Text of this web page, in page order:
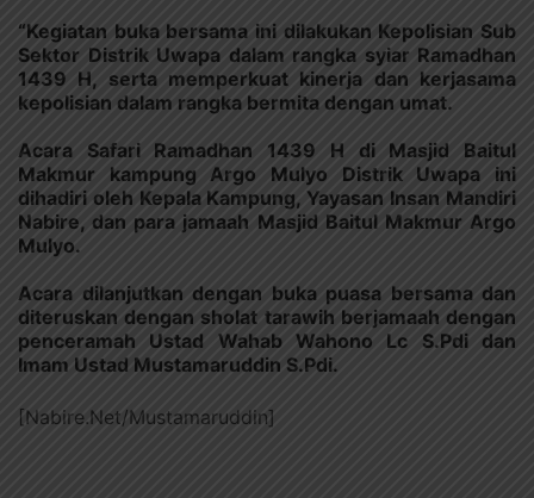
“Kegiatan buka bersama ini dilakukan Kepolisian Sub
Sektor Distrik Uwapa dalam rangka syiar Ramadhan
1439 H, serta memperkuat kinerja dan kerjasama
kepolisian dalam rangka bermita dengan umat.
Acara Safari Ramadhan 1439 H di Masjid Baitul
Makmur kampung Argo Mulyo Distrik Uwapa ini
dihadiri oleh Kepala Kampung, Yayasan Insan Mandiri
Nabire, dan para jamaah Masjid Baitul Makmur Argo
Mulyo.
Acara dilanjutkan dengan buka puasa bersama dan
diteruskan dengan sholat tarawih berjamaah dengan
penceramah Ustad Wahab Wahono Lc S.Pdi dan
Imam Ustad Mustamaruddin S.Pdi.
[Nabire.Net/Mustamaruddin]